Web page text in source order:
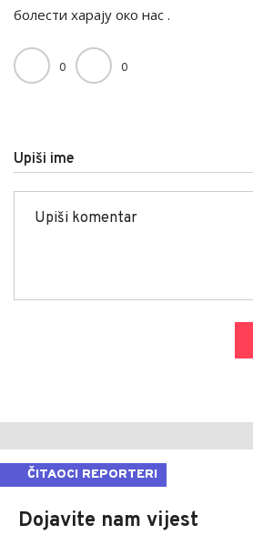
болести харају око нас .
0 0
Upiši ime
ČITAOCI REPORTERI
Dojavite nam vijest